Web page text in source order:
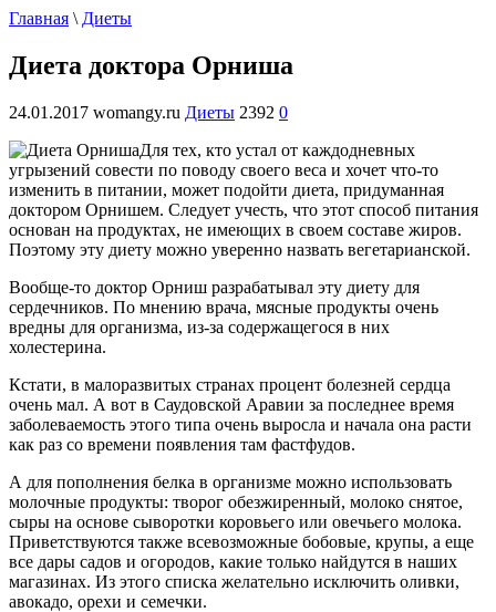
Главная \ Диеты
Диета доктора Орниша
24.01.2017 womangy.ru Диеты 2392 0
Для тех, кто устал от каждодневных
угрызений совести по поводу своего веса и хочет что-то
изменить в питании, может подойти диета, придуманная
доктором Орнишем. Следует учесть, что этот способ питания
основан на продуктах, не имеющих в своем составе жиров.
Поэтому эту диету можно уверенно назвать вегетарианской.
Вообще-то доктор Орниш разрабатывал эту диету для
сердечников. По мнению врача, мясные продукты очень
вредны для организма, из-за содержащегося в них
холестерина.
Кстати, в малоразвитых странах процент болезней сердца
очень мал. А вот в Саудовской Аравии за последнее время
заболеваемость этого типа очень выросла и начала она расти
как раз со времени появления там фастфудов.
А для пополнения белка в организме можно использовать
молочные продукты: творог обезжиренный, молоко снятое,
сыры на основе сыворотки коровьего или овечьего молока.
Приветствуются также всевозможные бобовые, крупы, а еще
все дары садов и огородов, какие только найдутся в наших
магазинах. Из этого списка желательно исключить оливки,
авокадо, орехи и семечки.